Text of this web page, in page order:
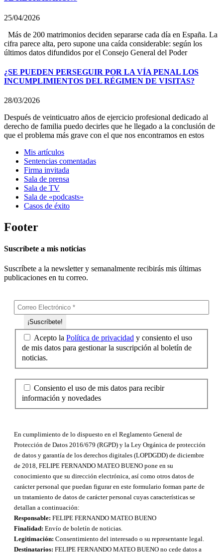
25/04/2026
Más de 200 matrimonios deciden separarse cada día en España. La
cifra parece alta, pero supone una caída considerable: según los
últimos datos difundidos por el Consejo General del Poder
¿SE PUEDEN PERSEGUIR POR LA VÍA PENAL LOS
INCUMPLIMIENTOS DEL RÉGIMEN DE VISITAS?
28/03/2026
Después de veinticuatro años de ejercicio profesional dedicado al
derecho de familia puedo decirles que he llegado a la conclusión de
que el problema más grave con el que nos encontramos en estos
Mis artículos
Sentencias comentadas
Firma invitada
Sala de prensa
Sala de TV
Sala de «podcasts»
Casos de éxito
Footer
Suscríbete a mis noticias
Suscríbete a la newsletter y semanalmente recibirás mis últimas
publicaciones en tu correo.
Acepto la Política de privacidad
de mis datos para gestionar la suscripción al boletín de
noticias.
Consiento el uso de mis datos para recibir
información y novedades
En cumplimiento de lo dispuesto en el Reglamento General de
Protección de Datos 2016/679 (RGPD) y la Ley Orgánica de protección
de datos y garantía de los derechos digitales (LOPDGDD) de diciembre
de 2018, FELIPE FERNANDO MATEO BUENO pone en su
conocimiento que su dirección electrónica, así como otros datos de
carácter personal que puedan figurar en este formulario forman parte de
un tratamiento de datos de carácter personal cuyas características se
detallan a continuación:
Responsable: FELIPE FERNANDO MATEO BUENO
Finalidad: Envío de boletín de noticias.
Legitimación: Consentimiento del interesado o su representante legal.
Destinatarios: FELIPE FERNANDO MATEO BUENO no cede datos a